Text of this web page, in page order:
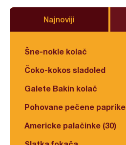
Najnoviji
Šne-nokle kolač
Čoko-kokos sladoled
Galete Bakin kolač
Pohovane pečene paprike
Americke palačinke (30)